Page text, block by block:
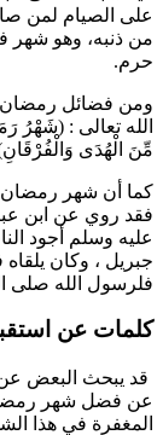
على الصيام لمن
من ذنبه، وهو شهر
حرم.
ومن فضائل رمضان
الله تعالى : (شَهْرُ
مِّنَ الْهُدَى
كما أن شهر رمضان
فقد روي عن ابن
عليه وسلم أجود
جبريل ، وكان
فلرسول الله صلى
كلمات عن
قد يبحث البعض عن
عن فضل شهر
المغفرة في هذا